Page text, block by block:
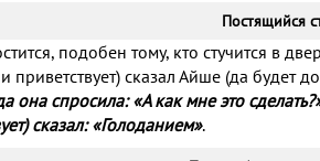
Постящийся
подобен тому, кто стучится в
приветствует) сказал Айше (да будет
она спросила: «А как мне это
сказал: «Голоданием».